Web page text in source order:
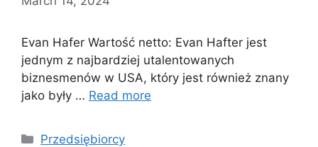
Evan Hafer Wartość netto: Evan Hafter jest
jednym z najbardziej utalentowanych
biznesmenów w USA, który jest również znany
jako były … Read more
Categories
Przedsiębiorcy